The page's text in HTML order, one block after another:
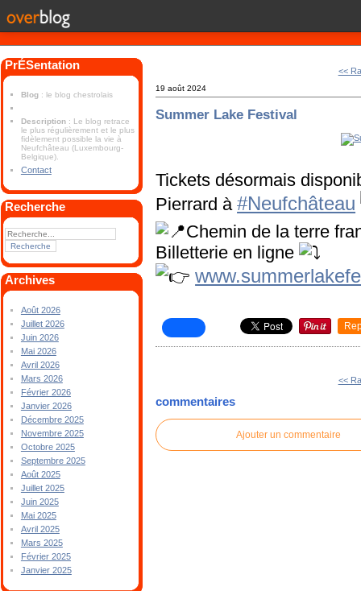
PrÉSentation
Blog : le blog chestrolais
Description : Le blog retrace
le plus régulièrement et le plus
fidèlement possible la vie à
Neufchâteau (Luxembourg-
Belgique).
Contact
Recherche
Archives
Août 2026
Juillet 2026
Juin 2026
Mai 2026
Avril 2026
Mars 2026
Février 2026
Janvier 2026
Décembre 2025
Novembre 2025
Octobre 2025
Septembre 2025
Août 2025
Juillet 2025
Juin 2025
Mai 2025
Avril 2025
Mars 2025
Février 2025
Janvier 2025
<<
19 août 2024
Summer Lake Festival
Tickets désormais
Pierrard à#Neufchâteau
Chemin de la terre
Billetterie en ligne
<<
commentaires
Ajouter un commentaire